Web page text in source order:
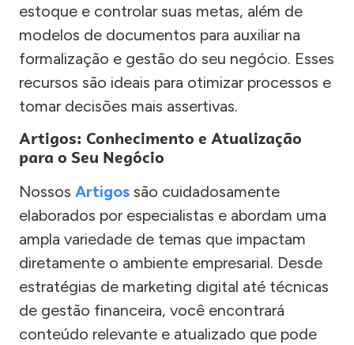
estoque e controlar suas metas, além de
modelos de documentos para auxiliar na
formalização e gestão do seu negócio. Esses
recursos são ideais para otimizar processos e
tomar decisões mais assertivas.
Artigos: Conhecimento e Atualização
para o Seu Negócio
Nossos Artigos são cuidadosamente
elaborados por especialistas e abordam uma
ampla variedade de temas que impactam
diretamente o ambiente empresarial. Desde
estratégias de marketing digital até técnicas
de gestão financeira, você encontrará
conteúdo relevante e atualizado que pode